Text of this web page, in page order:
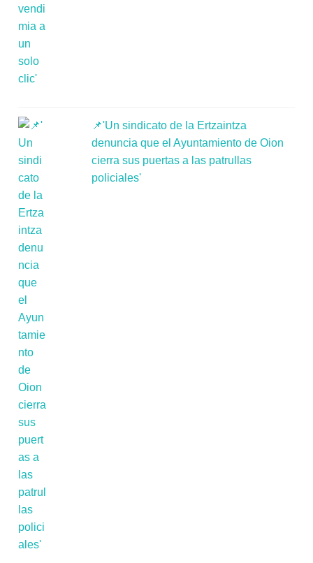
📌'Un sindicato de la Ertzaintza
denuncia que el Ayuntamiento de Oion
cierra sus puertas a las patrullas
policiales'